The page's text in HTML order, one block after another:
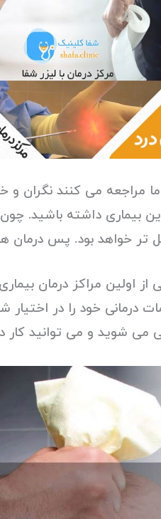
ما مراجعه می کنند
بیماری داشته باشید.
خواهد بود. پس درمان
از اولین مراکز درمان
درمانی خود را در
شوید و می توانید کار